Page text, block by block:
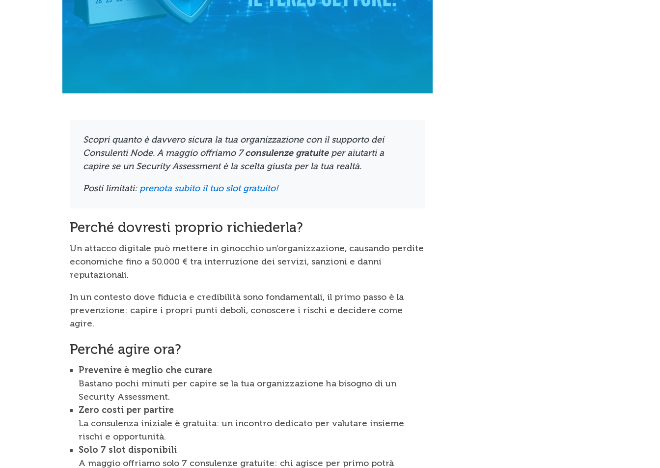
Scopri quanto è davvero sicura la tua organizzazione con il supporto dei
Consulenti Node. A maggio offriamo 7consulenze gratuiteper aiutarti a
capire se un Security Assessment è la scelta giusta per la tua realtà.
Posti limitati: prenota subito il tuo slot gratuito!
Perché dovresti proprio richiederla?
Un attacco digitale può mettere in ginocchio un’organizzazione, causando perdite
economiche fino a 50.000 € tra interruzione dei servizi, sanzioni e danni
reputazionali.
In un contesto dove fiducia e credibilità sono fondamentali, il primo passo è la
prevenzione: capire i propri punti deboli, conoscere i rischi e decidere come
agire.
Perché agire ora?
Prevenire è meglio che curare
Bastano pochi minuti per capire se la tua organizzazione ha bisogno di un
Security Assessment.
Zero costi per partire
La consulenza iniziale è gratuita: un incontro dedicato per valutare insieme
rischi e opportunità.
Solo 7 slot disponibili
A maggio offriamo solo 7 consulenze gratuite: chi agisce per primo potrà